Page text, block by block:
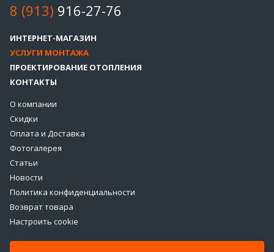
8 (913) 916-27-76
ИНТЕРНЕТ-МАГАЗИН
УСЛУГИ МОНТАЖА
ПРОЕКТИРОВАНИЕ ОТОПЛЕНИЯ
КОНТАКТЫ
О компании
Скидки
Оплата и Доставка
Фотогалерея
Статьи
Новости
Политика конфиденциальности
Возврат товара
Настроить cookie